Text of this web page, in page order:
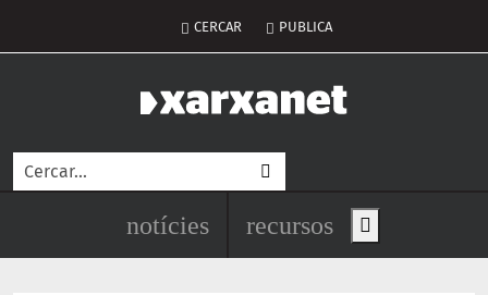
Menú del compte d'usuari
CERCAR PUBLICA
Cerca
Navegació principal de
notícies recursos Show main